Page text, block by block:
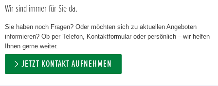
Wir sind immer für Sie da.
Sie haben noch Fragen? Oder möchten sich zu aktuellen Angeboten
informieren? Ob per Telefon, Kontaktformular oder persönlich – wir helfen
Ihnen gerne weiter.
JETZT KONTAKT AUFNEHMEN